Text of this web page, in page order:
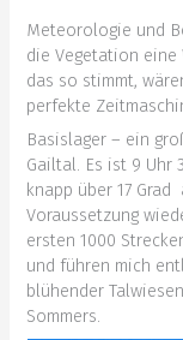
Meteorologie und
die Vegetation
das so stimmt,
perfekte
Basislager – ein
Gailtal. Es ist 9 Uhr
knapp über 17
Voraussetzung
ersten 1000
und führen mich
blühender
Sommers.